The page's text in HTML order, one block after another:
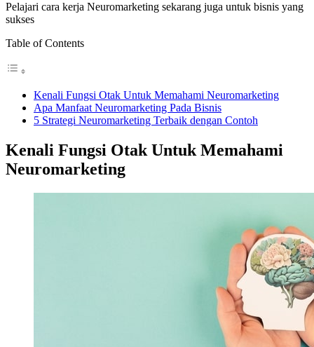
Pelajari cara kerja Neuromarketing sekarang juga untuk bisnis yang
sukses
Table of Contents
Kenali Fungsi Otak Untuk Memahami Neuromarketing
Apa Manfaat Neuromarketing Pada Bisnis
5 Strategi Neuromarketing Terbaik dengan Contoh
Kenali Fungsi Otak Untuk Memahami
Neuromarketing